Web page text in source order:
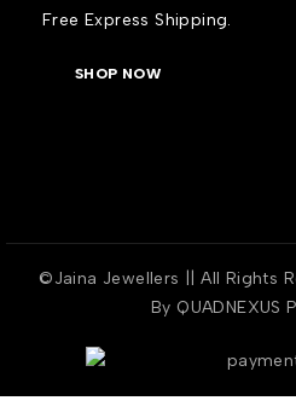
Free Express Shipping.
SHOP NOW
©Jaina Jewellers || All Rights
By QUADNEXUS